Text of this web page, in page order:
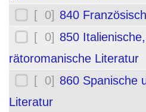
[ 0] 840
[ 0] 850
rätoromanische Literatur
[ 0] 860 Spanische
Literatur